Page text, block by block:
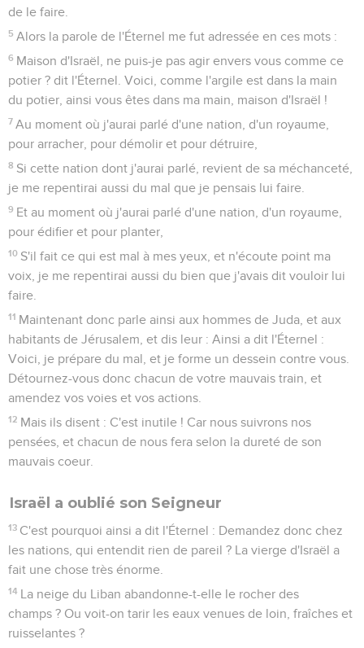
de le faire.
5 Alors la parole de l'Éternel me fut adressée en ces mots :
6 Maison d'Israël, ne puis-je pas agir envers vous comme ce
potier ? dit l'Éternel. Voici, comme l'argile est dans la main
du potier, ainsi vous êtes dans ma main, maison d'Israël !
7 Au moment où j'aurai parlé d'une nation, d'un royaume,
pour arracher, pour démolir et pour détruire,
8 Si cette nation dont j'aurai parlé, revient de sa méchanceté,
je me repentirai aussi du mal que je pensais lui faire.
9 Et au moment où j'aurai parlé d'une nation, d'un royaume,
pour édifier et pour planter,
10 S'il fait ce qui est mal à mes yeux, et n'écoute point ma
voix, je me repentirai aussi du bien que j'avais dit vouloir lui
faire.
11 Maintenant donc parle ainsi aux hommes de Juda, et aux
habitants de Jérusalem, et dis leur : Ainsi a dit l'Éternel :
Voici, je prépare du mal, et je forme un dessein contre vous.
Détournez-vous donc chacun de votre mauvais train, et
amendez vos voies et vos actions.
12 Mais ils disent : C'est inutile ! Car nous suivrons nos
pensées, et chacun de nous fera selon la dureté de son
mauvais coeur.
Israël a oublié son Seigneur
13 C'est pourquoi ainsi a dit l'Éternel : Demandez donc chez
les nations, qui entendit rien de pareil ? La vierge d'Israël a
fait une chose très énorme.
14 La neige du Liban abandonne-t-elle le rocher des
champs ? Ou voit-on tarir les eaux venues de loin, fraîches et
ruisselantes ?